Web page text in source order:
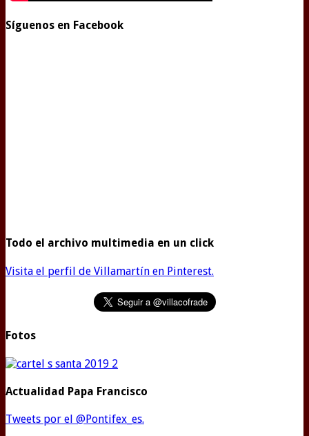
Síguenos en Facebook
Todo el archivo multimedia en un click
Visita el perfil de Villamartín en Pinterest.
Fotos
Actualidad Papa Francisco
Tweets por el @Pontifex_es.